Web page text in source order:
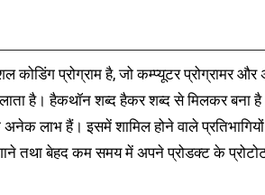
प्रोग्राम है, जो कम्प्यूटर प्रोग्रामर और
है। हैकथॉन शब्द हैकर शब्द से मिलकर बना
लाभ हैं। इसमें शामिल होने वाले
तथा बेहद कम समय में अपने प्रोडक्ट के